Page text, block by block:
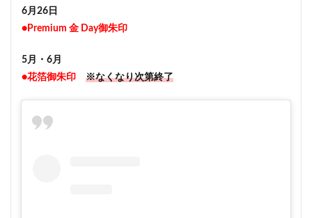
6月26日
●Premium 金 Day御朱印
5月・6月
●花箔御朱印
※なくなり次第終了